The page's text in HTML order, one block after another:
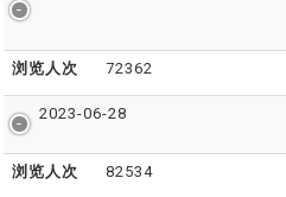
浏览人次 72362
2023-06-28
浏览人次 82534